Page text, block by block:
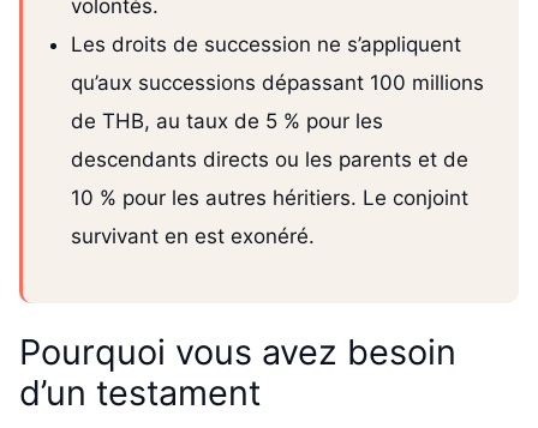
volontés.
Les droits de succession ne s’appliquent
qu’aux successions dépassant 100 millions
de THB, au taux de 5 % pour les
descendants directs ou les parents et de
10 % pour les autres héritiers. Le conjoint
survivant en est exonéré.
Pourquoi vous avez besoin
d’un testament